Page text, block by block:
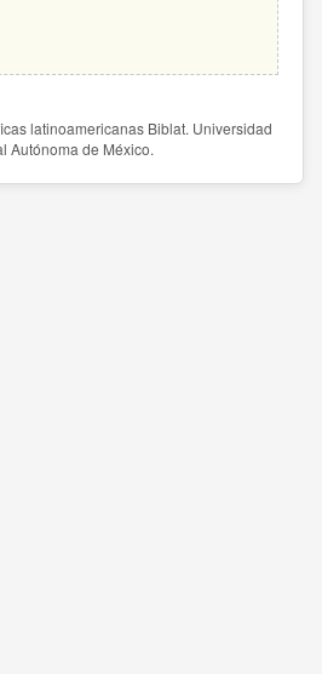
latinoamericanas Biblat. Universidad
Autónoma de México.